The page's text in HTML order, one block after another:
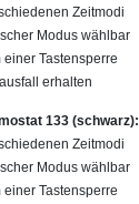
Zeitmodi
Modus wählbar
Tastensperre
erhalten
133 (schwarz):
Zeitmodi
Modus wählbar
Tastensperre